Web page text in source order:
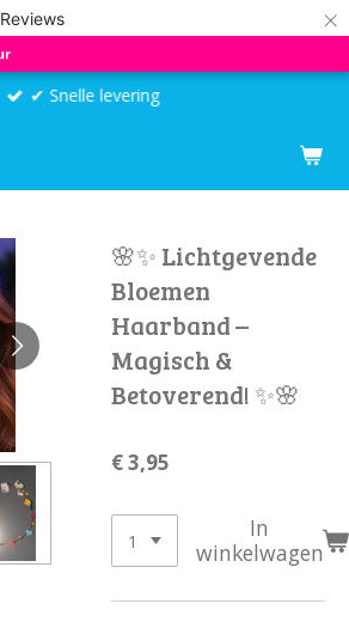
Reviews ×
✔ Snelle levering
🌸✨ Lichtgevende
Bloemen
Haarband –
Magisch &
Betoverend! ✨🌸
€ 3,95
In
winkelwagen